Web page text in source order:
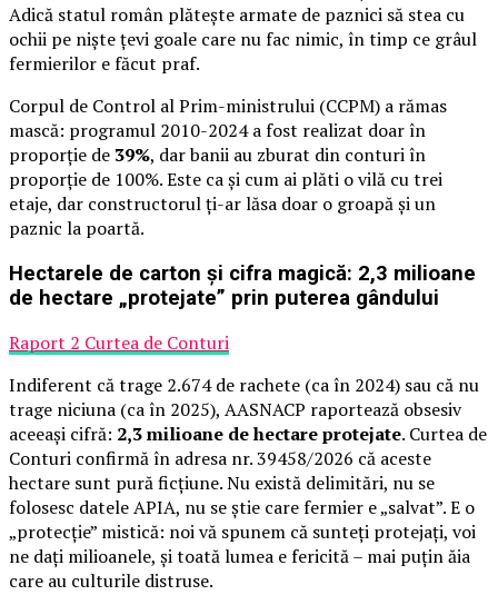
Adică statul român plătește armate de paznici să stea cu
ochii pe niște țevi goale care nu fac nimic, în timp ce grâul
fermierilor e făcut praf.
Corpul de Control al Prim-ministrului (CCPM) a rămas
mască: programul 2010-2024 a fost realizat doar în
proporție de 39%, dar banii au zburat din conturi în
proporție de 100%. Este ca și cum ai plăti o vilă cu trei
etaje, dar constructorul ți-ar lăsa doar o groapă și un
paznic la poartă.
Hectarele de carton și cifra magică: 2,3 milioane
de hectare „protejate” prin puterea gândului
Raport 2 Curtea de Conturi
Indiferent că trage 2.674 de rachete (ca în 2024) sau că nu
trage niciuna (ca în 2025), AASNACP raportează obsesiv
aceeași cifră: 2,3 milioane de hectare protejate. Curtea de
Conturi confirmă în adresa nr. 39458/2026 că aceste
hectare sunt pură ficțiune. Nu există delimitări, nu se
folosesc datele APIA, nu se știe care fermier e „salvat”. E o
„protecție” mistică: noi vă spunem că sunteți protejați, voi
ne dați milioanele, și toată lumea e fericită – mai puțin ăia
care au culturile distruse.